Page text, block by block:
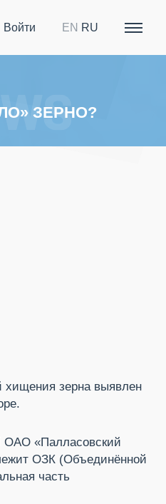
Войти EN RU
ЗЕРНО?
хищения зерна выявлен
ОАО «Палласовский
ОЗК (Объединённой
часть